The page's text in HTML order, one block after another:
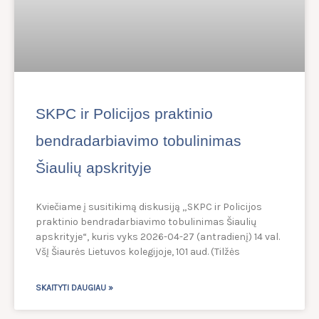
SKPC ir Policijos praktinio
bendradarbiavimo tobulinimas
Šiaulių apskrityje
Kviečiame į susitikimą diskusiją „SKPC ir Policijos
praktinio bendradarbiavimo tobulinimas Šiaulių
apskrityje“, kuris vyks 2026-04-27 (antradienį) 14 val.
VšĮ Šiaurės Lietuvos kolegijoje, 101 aud. (Tilžės
SKAITYTI DAUGIAU »